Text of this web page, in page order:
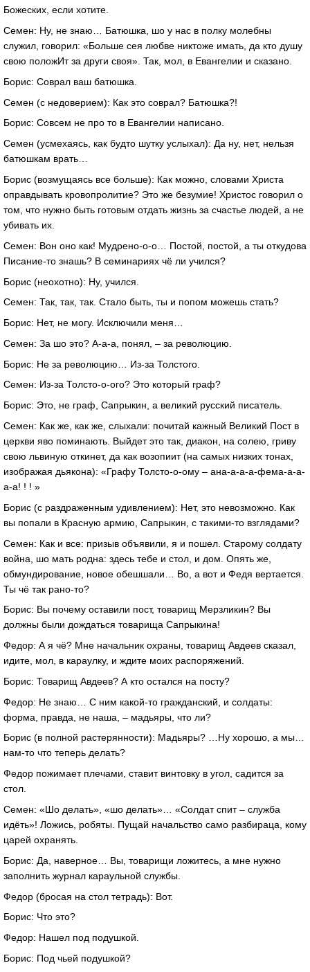
Божеских, если хотите.
Семен: Ну, не знаю… Батюшка, шо у нас в полку молебны
служил, говорил: «Больше сея любве никтоже имать, да кто душу
свою положИт за други своя». Так, мол, в Евангелии и сказано.
Борис: Соврал ваш батюшка.
Семен (с недоверием): Как это соврал? Батюшка?!
Борис: Совсем не про то в Евангелии написано.
Семен (усмехаясь, как будто шутку услыхал): Да ну, нет, нельзя
батюшкам врать…
Борис (возмущаясь все больше): Как можно, словами Христа
оправдывать кровопролитие? Это же безумие! Христос говорил о
том, что нужно быть готовым отдать жизнь за счастье людей, а не
убивать их.
Семен: Вон оно как! Мудрено-о-о… Постой, постой, а ты откудова
Писание-то знашь? В семинариях чё ли учился?
Борис (неохотно): Ну, учился.
Семен: Так, так, так. Стало быть, ты и попом можешь стать?
Борис: Нет, не могу. Исключили меня…
Семен: За шо это? А-а-а, понял, – за революцию.
Борис: Не за революцию… Из-за Толстого.
Семен: Из-за Толсто-о-ого? Это который граф?
Борис: Это, не граф, Сапрыкин, а великий русский писатель.
Семен: Как же, как же, слыхали: почитай кажный Великий Пост в
церкви яво поминають. Выйдет это так, диакон, на солею, гриву
свою львиную откинет, да как возопиит (на самых низких тонах,
изображая дьякона): «Графу Толсто-о-ому – ана-а-а-а-фема-а-а-
а-а! ! ! »
Борис (с раздраженным удивлением): Нет, это невозможно. Как
вы попали в Красную армию, Сапрыкин, с такими-то взглядами?
Семен: Как и все: призыв объявили, я и пошел. Старому солдату
война, шо мать родна: здесь тебе и стол, и дом. Опять же,
обмундирование, новое обешшали… Во, а вот и Федя вертается.
Ты чё так рано-то?
Борис: Вы почему оставили пост, товарищ Мерзликин? Вы
должны были дождаться товарища Сапрыкина!
Федор: А я чё? Мне начальник охраны, товарищ Авдеев сказал,
идите, мол, в караулку, и ждите моих распоряжений.
Борис: Товарищ Авдеев? А кто остался на посту?
Федор: Не знаю… С ним какой-то гражданский, и солдаты:
форма, правда, не наша, – мадьяры, что ли?
Борис (в полной растерянности): Мадьяры? …Ну хорошо, а мы…
нам-то что теперь делать?
Федор пожимает плечами, ставит винтовку в угол, садится за
стол.
Семен: «Шо делать», «шо делать»… «Солдат спит – служба
идёть»! Ложись, робяты. Пущай начальство само разбираца, кому
царей охранять.
Борис: Да, наверное… Вы, товарищи ложитесь, а мне нужно
заполнить журнал караульной службы.
Федор (бросая на стол тетрадь): Вот.
Борис: Что это?
Федор: Нашел под подушкой.
Борис: Под чьей подушкой?